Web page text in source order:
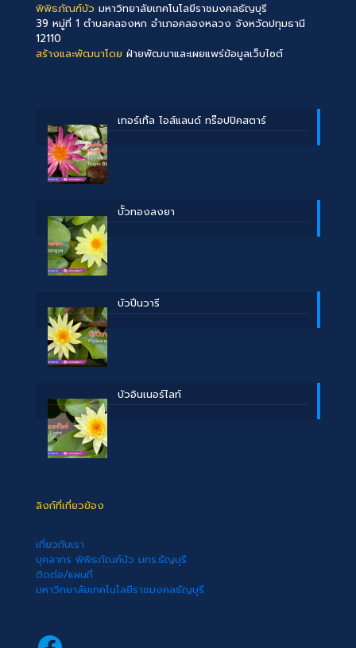
พิพิธภัณฑ์บัว มหาวิทยาลัยเทคโนโลยีราชมงคลธัญบุรี
39 หมู่ที่ 1 ตำบลคลองหก อำเภอคลองหลวง จังหวัดปทุมธานี
12110
สร้างและพัฒนาโดย ฝ่ายพัฒนาและเผยแพร่ข้อมูลเว็บไซต์
เทอร์เทิ้ล ไอส์แลนด์ ทร๊อปปิคสตาร์
บััวทองลงยา
บัวปิ่นวารี
บัวอินเนอร์ไลท์
ลิงก์ที่เกี่ยวข้อง
เกี่ยวกับเรา
บุคลากร พิพิธภัณฑ์บัว มทร.ธัญบุรี
ติดต่อ/แผนที่
มหาวิทยาลัยเทคโนโลยีราชมงคลธัญบุรี